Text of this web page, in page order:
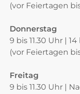
(vor Feiertagen
Donnerstag
9 bis 11.30 Uhr |
(vor Feiertagen
Freitag
9 bis 11.30 Uhr |